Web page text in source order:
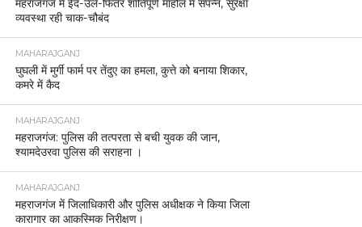
महराजगंज में ईद-उल-फितर शांतिपूर्ण माहौल में संपन्न, सुरक्षा
व्यवस्था रही चाक-चौबंद
MAHARAJGANJ
घुघली में मुर्गी फार्म पर तेंदुए का हमला, कुत्ते को बनाया शिकार,
कमरे में कैद
MAHARAJGANJ
महराजगंज: पुलिस की तत्परता से बची युवक की जान,
श्यामदेउरवा पुलिस की सराहना ।
MAHARAJGANJ
महराजगंज में जिलाधिकारी और पुलिस अधीक्षक ने किया जिला
कारागार का आकस्मिक निरीक्षण।